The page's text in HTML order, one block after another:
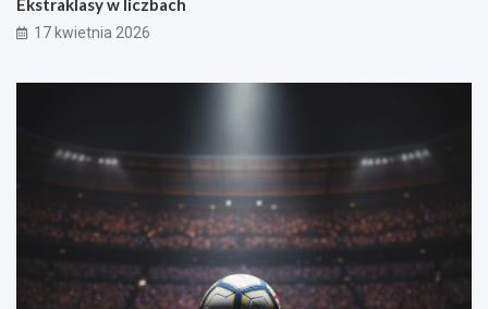
Ekstraklasy w liczbach
17 kwietnia 2026